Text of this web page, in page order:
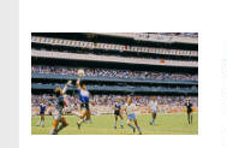
o
n